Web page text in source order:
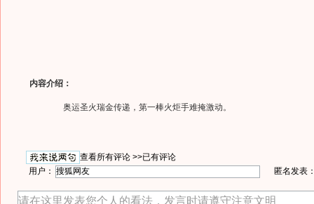
内容介绍：
奥运圣火瑞金传递，第一棒火炬手难掩激动。
查看所有评论 >>已有评论
用户：
匿名发表